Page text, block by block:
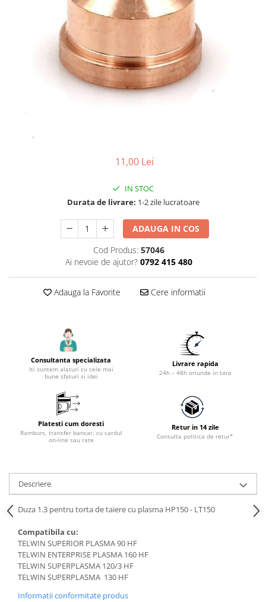
Accesorii sudura
Masti sudura
Sarma sudura MIG/MAG
Electrozi sudura MMA
Baghete si Electrozi sudura
Pistolete sudura TIG/WIG
Accesorii sudura in puncte
Accesorii taiere cu plasma
Accesorii tras tabla-tinichigerie
auto
Butelii gaz
Grupuri de racire cu lichid
Generatoare electrice
Generatoare Insonorizate
Generatoare Industriale
Generatoare Digitale
Generatoare pentru sudare
Accesorii generatoare
Generatoare de curent continuu
Statii de alimentare portabile
Utilaje agricole
Motocultoare
Motosape
11,00 Lei
IN STOC
Durata de livrare: 1-2 zile lucratoare
ADAUGA IN COS
Cod Produs: 57046
Ai nevoie de ajutor? 0792 415 480
Adauga la Favorite Cere informatii
Consultanta specializata
Iti suntem alaturi cu cele mai
bune sfaturi si idei
Livrare rapida
24h – 48h oriunde in tara
Platesti cum doresti
Ramburs, transfer bancar, cu cardul
on-line sau rate
Retur in 14 zile
Consulta politica de retur*
Descriere
Duza 1.3 pentru torta de taiere cu plasma HP150 - LT150
Compatibila cu:
TELWIN SUPERIOR PLASMA 90 HF
TELWIN ENTERPRISE PLASMA 160 HF
TELWIN SUPERPLASMA 120/3 HF
TELWIN SUPERPLASMA 130 HF
Informatii conformitate produs